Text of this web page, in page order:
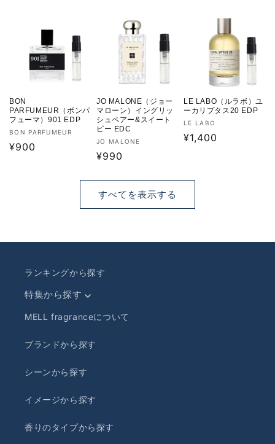
BON
PARFUMEUR（ボンパ
フューマ）901 EDP
販
売
BON PARFUMEUR
通
¥900
JO MALONE（ジョー
マローン）イングリッ
シュペアー&スイート
ピー EDC
販
売
JO MALONE
通
格
¥990
LE LABO（ルラボ）ユ
ーカリプタス20 EDP
販
売
LE LABO
通
格
¥1,400
すべてを表示する
ランキングから探す
特集から探す
MELL fragranceについて
ブランドから探す
シーンから探す
イメージから探す
香りのタイプから探す